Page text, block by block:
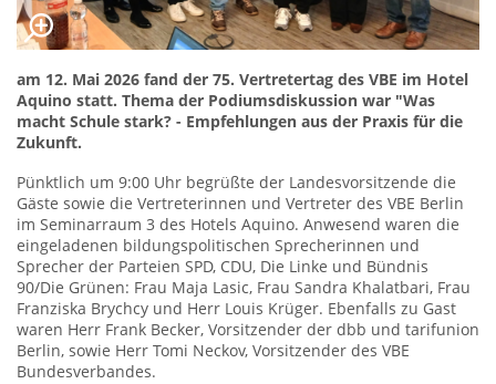
am 12. Mai 2026 fand der 75. Vertretertag des VBE im Hotel
Aquino statt. Thema der Podiumsdiskussion war "Was
macht Schule stark? - Empfehlungen aus der Praxis für die
Zukunft.
Pünktlich um 9:00 Uhr begrüßte der Landesvorsitzende die
Gäste sowie die Vertreterinnen und Vertreter des VBE Berlin
im Seminarraum 3 des Hotels Aquino. Anwesend waren die
eingeladenen bildungspolitischen Sprecherinnen und
Sprecher der Parteien SPD, CDU, Die Linke und Bündnis
90/Die Grünen: Frau Maja Lasic, Frau Sandra Khalatbari, Frau
Franziska Brychcy und Herr Louis Krüger. Ebenfalls zu Gast
waren Herr Frank Becker, Vorsitzender der dbb und tarifunion
Berlin, sowie Herr Tomi Neckov, Vorsitzender des VBE
Bundesverbandes.